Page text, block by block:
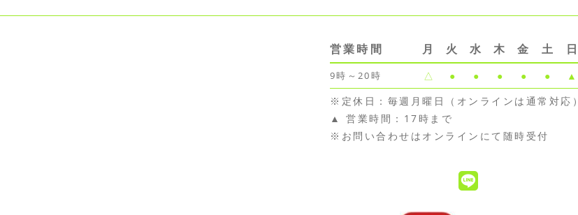
営業時間 月 火 水 木 金 土 日
9時～20時 △ ● ● ● ● ● ▲
※定休日：毎週月曜日（オンラインは通常対応）
▲ 営業時間：17時まで
※お問い合わせはオンラインにて随時受付